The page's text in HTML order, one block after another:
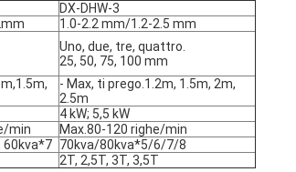
DX-DHW-3
1.0-2.2 mm/1.2-2.5 mm
Uno, due, tre, quattro.
25, 50, 75, 100 mm
- Max, ti prego.1.2m, 1.5m, 2m,
2.5m
4 kW; 5,5 kW
min
Max.80-120 righe/min
60kva*7 70kva/80kva*5/6/7/8
2T, 2,5T, 3T, 3,5T